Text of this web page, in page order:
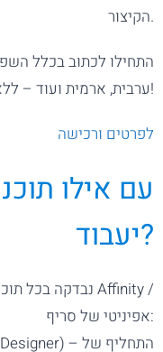
הקיצור.
התחילו לכתוב בכלל
ערבית, ארמית ועוד – ללא כל בעיה!
לפרטים ורכישה
עם אילו
יעבוד?
אפיניטי של סריף: